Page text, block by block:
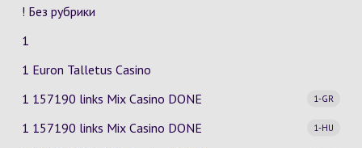
! Без рубрики
1
1 Euron Talletus Casino
1 157190 links Mix Casino
1-GR
DONE
1 157190 links Mix Casino
1-HU
DONE